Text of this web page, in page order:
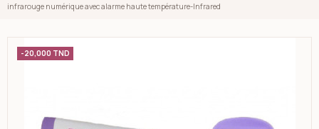
infrarouge numérique avec alarme haute température-Infrared
-20,000 TND